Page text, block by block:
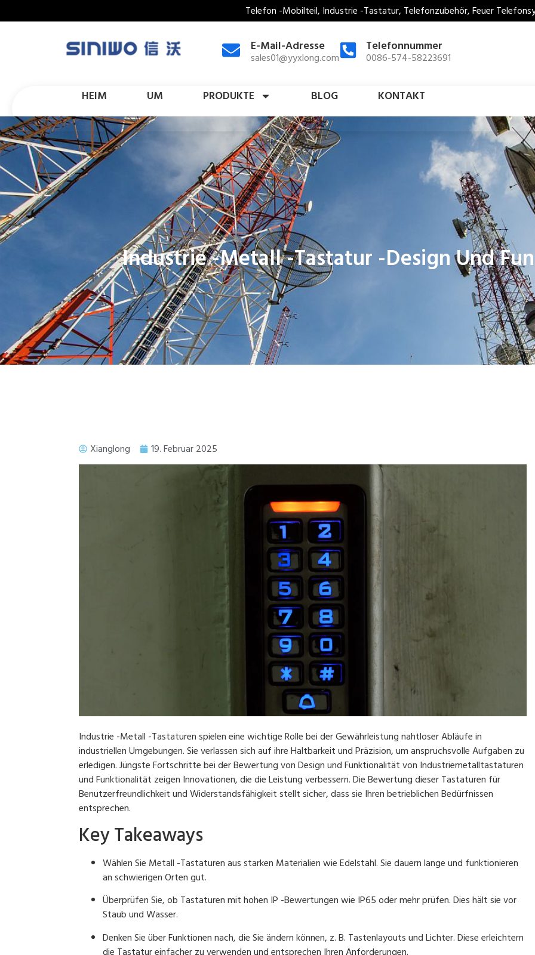
Telefon -Mobilteil, Industrie -Tastatur, Telefonzubehör, Feuer
E-Mail-Adresse
sales01@yyxlong.com
Telefonnummer
0086-574-58223691
HEIM UM PRODUKTE BLOG KONTAKT
Industrie -Metall -Tastatur -Design Und
Xianglong 19. Februar 2025
Industrie -Metall -Tastaturen spielen eine wichtige Rolle bei der Gewährleistung nahtloser Abläufe in
industriellen Umgebungen. Sie verlassen sich auf ihre Haltbarkeit und Präzision, um anspruchsvolle Aufgaben zu
erledigen. Jüngste Fortschritte bei der Bewertung von Design und Funktionalität von Industriemetalltastaturen
und Funktionalität zeigen Innovationen, die die Leistung verbessern. Die Bewertung dieser Tastaturen für
Benutzerfreundlichkeit und Widerstandsfähigkeit stellt sicher, dass sie Ihren betrieblichen Bedürfnissen
entsprechen.
Key Takeaways
Wählen Sie Metall -Tastaturen aus starken Materialien wie Edelstahl. Sie dauern lange und funktionieren
an schwierigen Orten gut.
Überprüfen Sie, ob Tastaturen mit hohen IP -Bewertungen wie IP65 oder mehr prüfen. Dies hält sie vor
Staub und Wasser.
Denken Sie über Funktionen nach, die Sie ändern können, z. B. Tastenlayouts und Lichter. Diese erleichtern